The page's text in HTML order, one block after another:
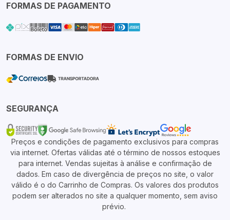
FORMAS DE PAGAMENTO
FORMAS DE ENVIO
SEGURANÇA
Preços e condições de pagamento exclusivos para compras
via internet. Ofertas válidas até o término de nossos estoques
para internet. Vendas sujeitas à análise e confirmação de
dados. Em caso de divergência de preços no site, o valor
válido é o do Carrinho de Compras. Os valores dos produtos
podem ser alterados no site a qualquer momento, sem aviso
prévio.